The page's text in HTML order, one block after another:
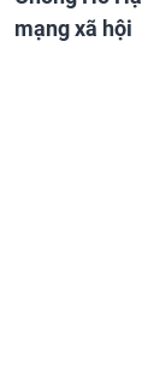
mạng xã hội